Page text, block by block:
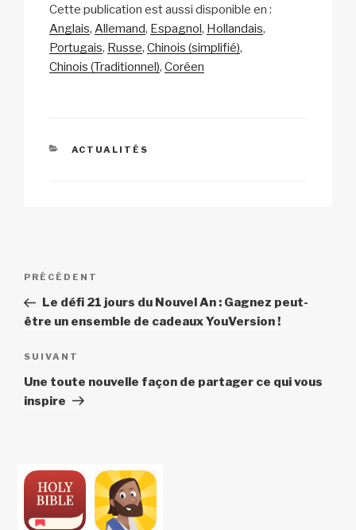
e
t
r
e
n
t
c
y
B
u
y
p
y
Li
ail c
e
b
k
at
s
A
a
p
ta
Cette publication est aussi disponible en :
Anglais Allemand Espagnol Hollandais
Portugais Russe Chinois (simplifié)
Chinois (Traditionnel) Coréen
CATÉGORIES
ACTUALITÉS
Navigation
l’article
Article
précédent
PRÉCÉDENT
Le défi 21 jours du Nouvel An : Gagnez peut-
être un ensemble de cadeaux YouVersion !
Article
suivant
SUIVANT
Une toute nouvelle façon de partager ce qui vous
inspire